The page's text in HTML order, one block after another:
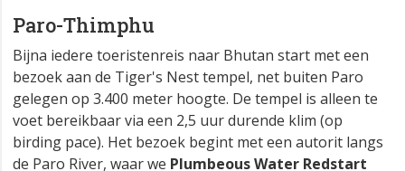
Paro-Thimphu
Bijna iedere toeristenreis naar Bhutan start met een
bezoek aan de Tiger's Nest tempel, net buiten Paro
gelegen op 3.400 meter hoogte. De tempel is alleen te
voet bereikbaar via een 2,5 uur durende klim (op
birding pace). Het bezoek begint met een autorit langs
de Paro River, waar we Plumbeous Water Redstart